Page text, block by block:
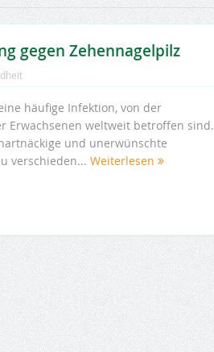
gegen Zehennagelpilz
häufige Infektion, von der
Erwachsenen weltweit betroffen sind.
und unerwünschte
verschieden... Weiterlesen